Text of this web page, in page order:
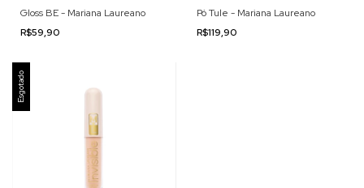
Gloss BE - Mariana Laureano
R$59,90
Pó Tule - Mariana Laureano
R$119,90
Esgotado